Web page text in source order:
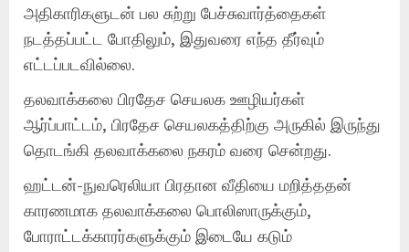
அதிகாரிகளுடன் பல சுற்று பேச்சுவார்த்தைகள்
நடத்தப்பட்ட போதிலும், இதுவரை எந்த தீர்வும்
எட்டப்படவில்லை.
தலவாக்கலை பிரதேச செயலக ஊழியர்கள்
ஆர்ப்பாட்டம், பிரதேச செயலகத்திற்கு அருகில் இருந்து
தொடங்கி தலவாக்கலை நகரம் வரை சென்றது.
ஹட்டன்-நுவரெலியா பிரதான வீதியை மறித்ததன்
காரணமாக தலவாக்கலை பொலிஸாருக்கும்,
போராட்டக்காரர்களுக்கும் இடையே கடும்